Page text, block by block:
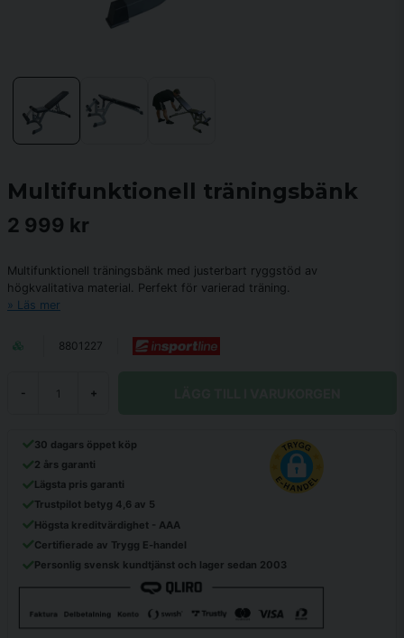
Multifunktionell träningsbänk
2 999 kr
Multifunktionell träningsbänk med justerbart ryggstöd av
högkvalitativa material. Perfekt för varierad träning.
Läs mer
8801227
- +
30 dagars öppet köp
2 års garanti
Lägsta pris garanti
Trustpilot betyg 4,6 av 5
Högsta kreditvärdighet - AAA
Certifierade av Trygg E-handel
Personlig svensk kundtjänst och lager sedan 2003